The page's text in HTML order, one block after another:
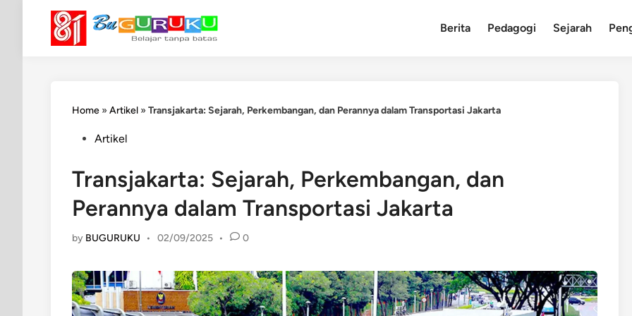
content
Berita Pedagogi Sejarah
Home »Artikel »Transjakarta: Sejarah, Perkembangan, dan Perannya dalam Transportasi Jakarta
PostedArtikel
Transjakarta: Sejarah, Perkembangan, dan
Perannya dalam Transportasi Jakarta
by BUGURUKU • 02/09/2025 • 0